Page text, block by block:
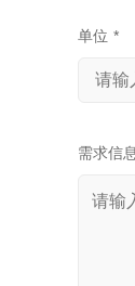
单位 *
需求信息